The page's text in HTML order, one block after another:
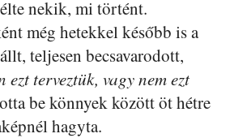
nekik, mi történt.
még hetekkel később is a
teljesen becsavarodott,
ezt terveztük, vagy nem ezt
be könnyek között öt hétre
hagyta.